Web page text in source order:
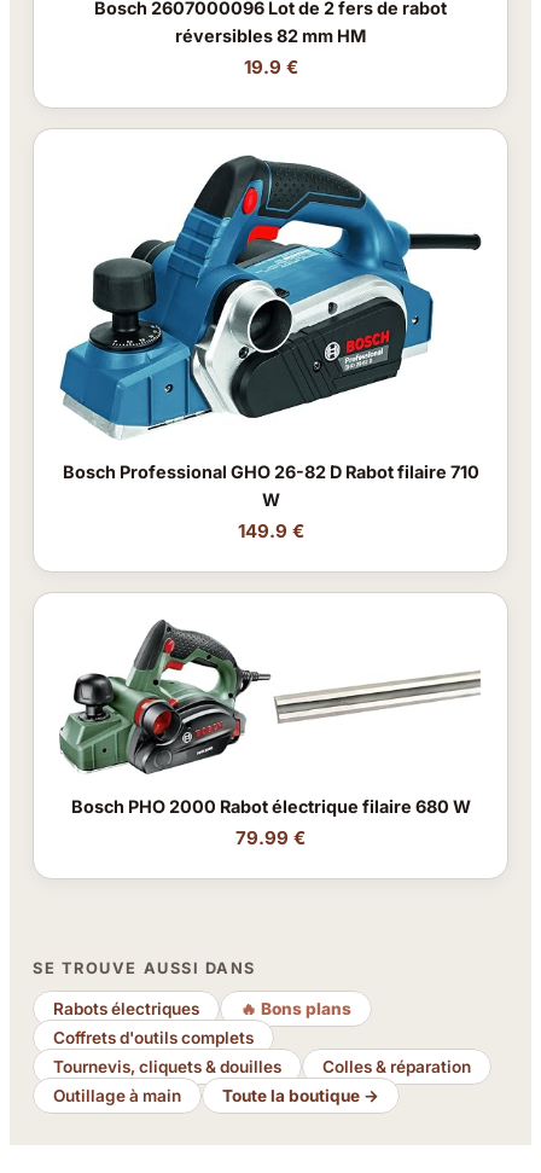
Bosch 2607000096 Lot de 2 fers de rabot
réversibles 82 mm HM
19.9 €
Bosch Professional GHO 26-82 D Rabot filaire 710
W
149.9 €
Bosch PHO 2000 Rabot électrique filaire 680 W
79.99 €
SE TROUVE AUSSI DANS
Rabots électriques
🔥 Bons plans
Coffrets d'outils complets
Tournevis, cliquets & douilles
Colles & réparation
Outillage à main
Toute la boutique →